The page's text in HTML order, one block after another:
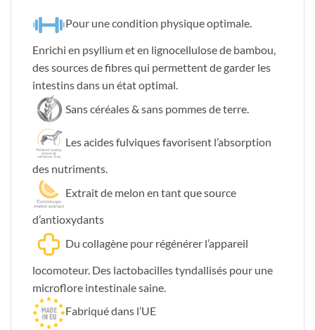
Pour une condition physique optimale.
Enrichi en psyllium et en lignocellulose de bambou,
des sources de fibres qui permettent de garder les
intestins dans un état optimal.
Sans céréales & sans pommes de terre.
Les acides fulviques favorisent l’absorption
des nutriments.
Extrait de melon en tant que source
d’antioxydants
Du collagène pour régénérer l’appareil
locomoteur. Des lactobacilles tyndallisés pour une
microflore intestinale saine.
Fabriqué dans l’UE